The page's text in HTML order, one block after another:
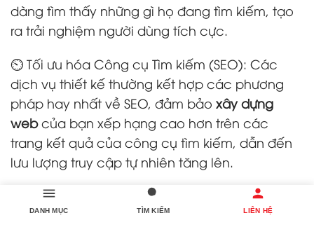
dàng tìm thấy những gì họ đang tìm kiếm, tạo
ra trải nghiệm người dùng tích cực.
⏲️ Tối ưu hóa Công cụ Tìm kiếm (SEO): Các
dịch vụ thiết kế thường kết hợp các phương
pháp hay nhất về SEO, đảm bảo xây dựng
webcủa bạn xếp hạng cao hơn trên các
trang kết quả của công cụ tìm kiếm, dẫn đến
lưu lượng truy cập tự nhiên tăng lên.
🚩 Tỷ lệ Chuyển đổi Tăng cao: Một lập trình
trang web được thiết kế tốt với lời kêu gọi hành
DANH MỤC TÌM KIẾM LIÊN HỆ